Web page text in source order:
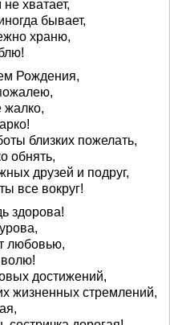
хватает,
бывает,
храню,
Рождения,
жалко,
близких пожелать,
обнять,
друзей и подруг,
все вокруг!
здорова!
любовью,
волю!
достижений,
жизненных стремлений,